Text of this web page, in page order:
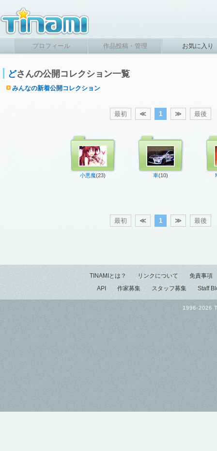
プロフィール 作品投稿・管理 お気に入り
どさんの公開コレクション一覧
みんなの新着公開コレクション
最初 ≪ 1 ≫ 最後
小悪魔(23) 車(10)
最初 ≪ 1 ≫ 最後
TINAMIとは？ リンクについて
免責事項
API
作家募集 スタッフ募集 Staff
1996-2026